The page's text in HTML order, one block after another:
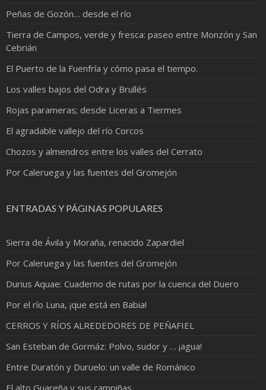
Peñas de Gozón… desde el río
Tierra de Campos, verde y fresca: paseo entre Monzón y San
Cebrián
El Puerto de la Fuenfría y cómo pasa el tiempo.
Los valles bajos del Odra y Brullés
Rojas parameras; desde Liceras a Tiermes
El agradable vallejo del río Corcos
Chozos y almendros entre los valles del Cerrato
Por Caleruega y las fuentes del Gromejón
ENTRADAS Y PÁGINAS POPULARES
Sierra de Ávila y Moraña, renacido Zapardiel
Por Caleruega y las fuentes del Gromejón
Durius Aquae: Cuaderno de rutas por la cuenca del Duero
Por el río Luna, ¡que está en Babia!
CERROS Y RÍOS ALREDEDORES DE PEÑAFIEL
San Esteban de Gormáz: Polvo, sudor y … ¡agua!
Entre Duratón y Duruelo: un valle de Románico